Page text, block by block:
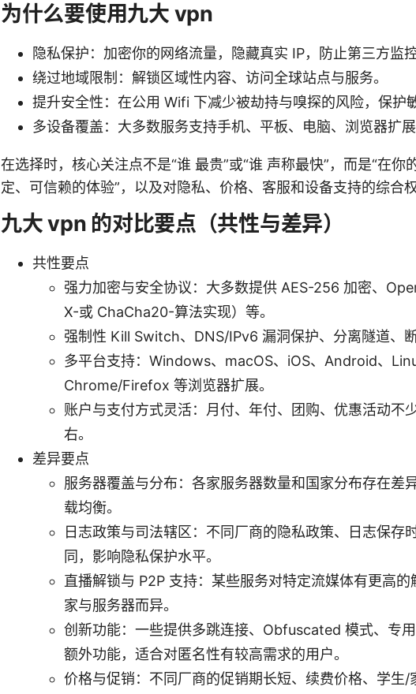
为什么要使用九大 vpn
隐私保护：加密你的网络流量，隐藏真实 IP，防止第三方监
绕过地域限制：解锁区域性内容、访问全球站点与服务。
提升安全性：在公用 Wifi 下减少被劫持与嗅探的风险，保护
多设备覆盖：大多数服务支持手机、平板、电脑、浏览器扩展
在选择时，核心关注点不是“谁 最贵”或“谁 声称最快”，而是“在你
定、可信赖的体验”，以及对隐私、价格、客服和设备支持的综合权
九大 vpn 的对比要点（共性与差异）
共性要点
强力加密与安全协议：大多数提供 AES-256 加密、
X-或 ChaCha20-算法实现）等。
强制性 Kill Switch、DNS/IPv6 漏洞保护、分离隧道、
多平台支持：Windows、macOS、iOS、Android、
Chrome/Firefox 等浏览器扩展。
账户与支付方式灵活：月付、年付、团购、优惠活动不
右。
差异要点
服务器覆盖与分布：各家服务器数量和国家分布存在差
载均衡。
日志政策与司法辖区：不同厂商的隐私政策、日志保存
同，影响隐私保护水平。
直播解锁与 P2P 支持：某些服务对特定流媒体有更高
家与服务器而异。
创新功能：一些提供多跳连接、Obfuscated 模式、专
额外功能，适合对匿名性有较高需求的用户。
价格与促销：不同厂商的促销期长短、续费价格、学生